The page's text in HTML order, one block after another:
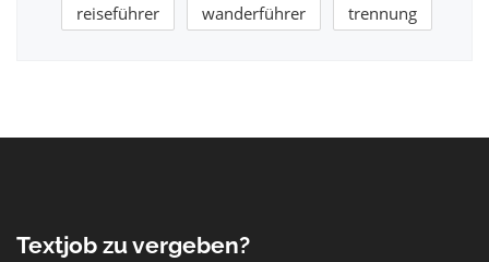
reiseführer
wanderführer trennung
Textjob zu vergeben?